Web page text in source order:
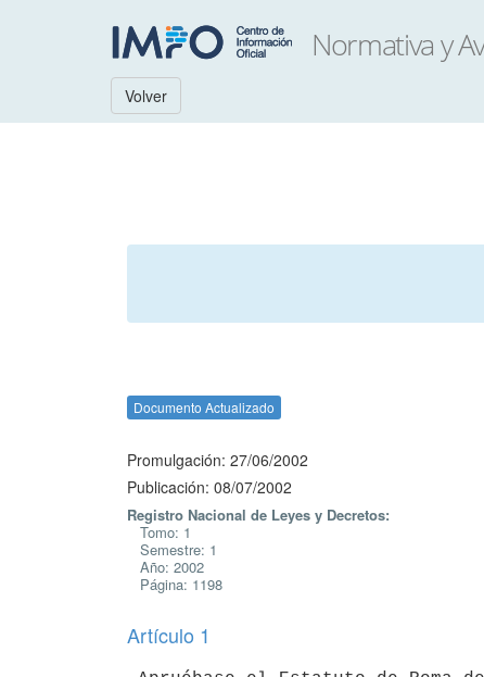
Volver
Documento Actualizado
Promulgación: 27/06/2002
Publicación: 08/07/2002
Registro Nacional de Leyes y Decretos:
Tomo: 1
Semestre: 1
Año: 2002
Página: 1198
Artículo 1